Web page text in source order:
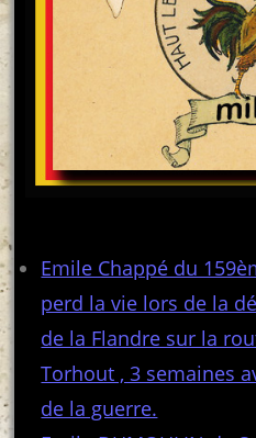
Emile Chappé du
perd la vie lors de la
de la Flandre sur la
Torhout , 3 semaines
de la guerre.